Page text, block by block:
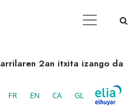
2an itxita izango da
FR EN CA GL